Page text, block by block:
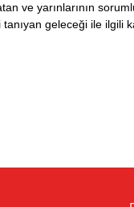
ve yarınlarının
tanıyan geleceği ile ilgili